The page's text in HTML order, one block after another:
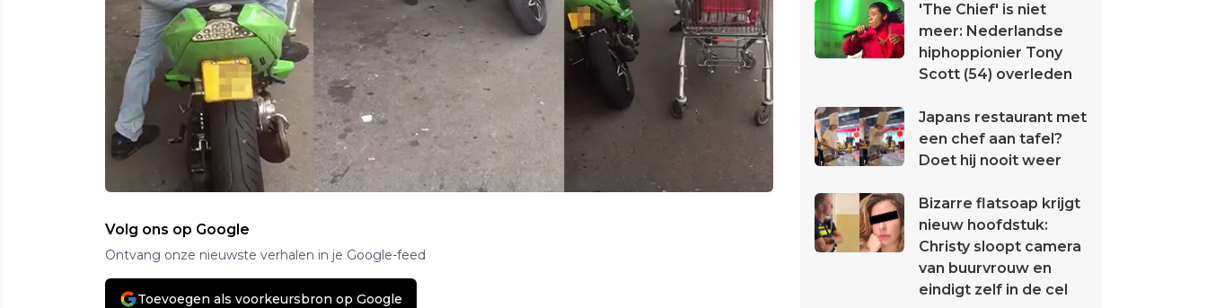
Volg ons op Google
Ontvang onze nieuwste verhalen in je Google-feed
Toevoegen als voorkeursbron op Google
'The Chief' is niet
meer: Nederlandse
hiphoppionier Tony
Scott (54) overleden
Japans restaurant met
een chef aan tafel?
Doet hij nooit weer
Bizarre flatsoap krijgt
nieuw hoofdstuk:
Christy sloopt camera
van buurvrouw en
eindigt zelf in de cel